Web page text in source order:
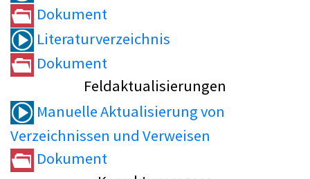
Dokument
Literaturverzeichnis
Dokument
Feldaktualisierungen
Manuelle Aktualisierung von
Verzeichnissen und Verweisen
Dokument